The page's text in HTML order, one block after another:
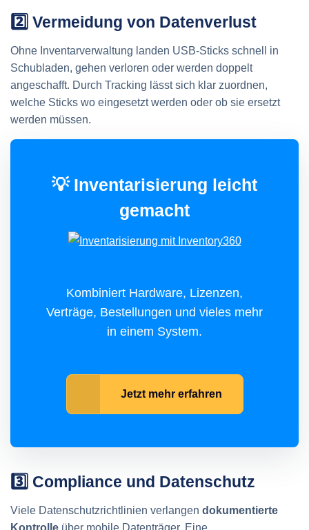
2️⃣ Vermeidung von Datenverlust
Ohne Inventarverwaltung landen USB-Sticks schnell in
Schubladen, gehen verloren oder werden doppelt
angeschafft. Durch Tracking lässt sich klar zuordnen,
welche Sticks wo eingesetzt werden oder ob sie ersetzt
werden müssen.
💡 Inventarisierung leicht
gemacht
Kombiniert Hardware, Lizenzen,
Verträge, Bestellungen und vieles mehr
in einem System.
Jetzt mehr erfahren
3️⃣ Compliance und Datenschutz
Viele Datenschutzrichtlinien verlangen dokumentierte
Kontrolle über mobile Datenträger. Eine